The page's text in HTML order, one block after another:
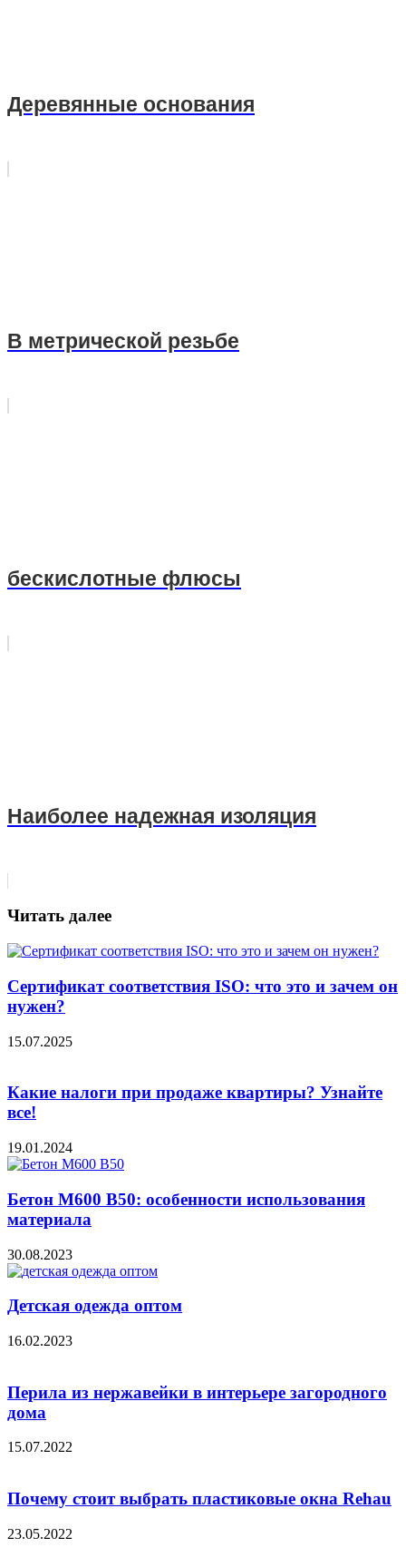
Деревянные основания
В метрической резьбе
бескислотные флюсы
Наиболее надежная изоляция
Читать далее
Сертификат соответствия ISO: что это и зачем он
нужен?
15.07.2025
Какие налоги при продаже квартиры? Узнайте
все!
19.01.2024
Бетон М600 В50: особенности использования
материала
30.08.2023
Детская одежда оптом
16.02.2023
Перила из нержавейки в интерьере загородного
дома
15.07.2022
Почему стоит выбрать пластиковые окна Rehau
23.05.2022